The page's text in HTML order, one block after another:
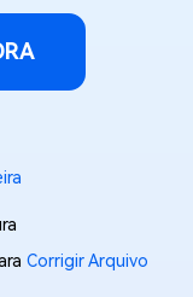
Corrigir Arquivo